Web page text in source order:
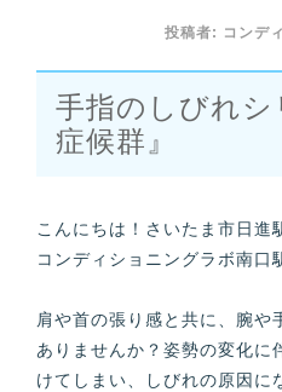
投稿者: コンデ
手指のしびれシ
症候群』
こんにちは！さいたま市日進
コンディショニングラボ南口
肩や首の張り感と共に、腕や
ありませんか？姿勢の変化に
けてしまい、しびれの原因に